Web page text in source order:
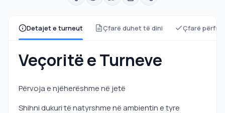
Detajet e turneut Çfarë duhet të dini Çfarë
Veçoritë e Turneve
Përvoja e njëherëshme në jetë
Shihni dukuri të natyrshme në ambientin e tyre